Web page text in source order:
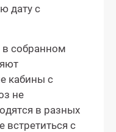
дату с
в собранном
кабины с
не
в разных
с